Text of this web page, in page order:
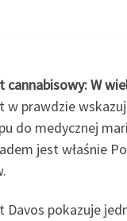
cannabisowy: W
w prawdzie
do medycznej
jest właśnie
Davos pokazuje